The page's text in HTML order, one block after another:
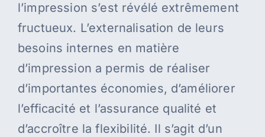
l’impression s’est révélé extrêmement
fructueux. L’externalisation de leurs
besoins internes en matière
d’impression a permis de réaliser
d’importantes économies, d’améliorer
l’efficacité et l’assurance qualité et
d’accroître la flexibilité. Il s’agit d’un